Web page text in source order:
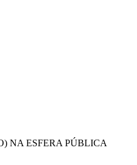
NA ESFERA PÚBLICA